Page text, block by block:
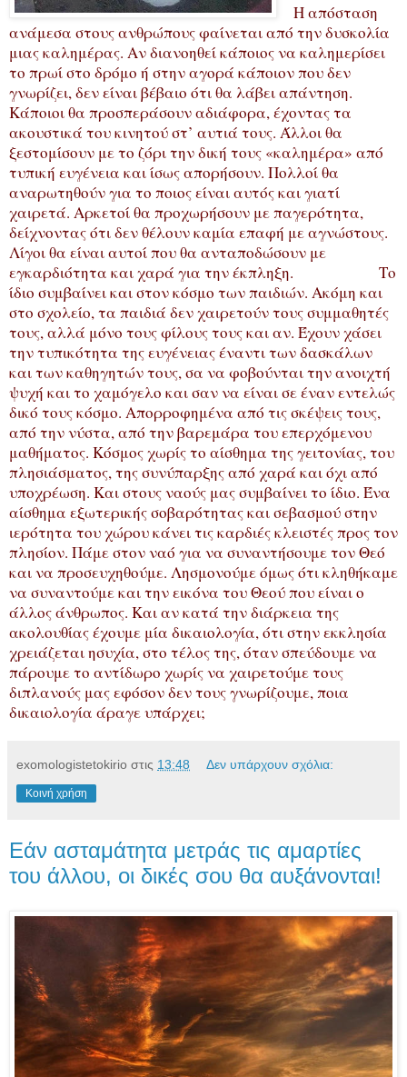
Η απόσταση
ανάμεσα στους ανθρώπους φαίνεται από την δυσκολία
μιας καλημέρας. Αν διανοηθεί κάποιος να καλημερίσει
το πρωί στο δρόμο ή στην αγορά κάποιον που δεν
γνωρίζει, δεν είναι βέβαιο ότι θα λάβει απάντηση.
Κάποιοι θα προσπεράσουν αδιάφορα, έχοντας τα
ακουστικά του κινητού στ’ αυτιά τους. Άλλοι θα
ξεστομίσουν με το ζόρι την δική τους «καλημέρα» από
τυπική ευγένεια και ίσως απορήσουν. Πολλοί θα
αναρωτηθούν για το ποιος είναι αυτός και γιατί
χαιρετά. Αρκετοί θα προχωρήσουν με παγερότητα,
δείχνοντας ότι δεν θέλουν καμία επαφή με αγνώστους.
Λίγοι θα είναι αυτοί που θα ανταποδώσουν με
εγκαρδιότητα και χαρά για την έκπληξη. Το
ίδιο συμβαίνει και στον κόσμο των παιδιών. Ακόμη και
στο σχολείο, τα παιδιά δεν χαιρετούν τους συμμαθητές
τους, αλλά μόνο τους φίλους τους και αν. Έχουν χάσει
την τυπικότητα της ευγένειας έναντι των δασκάλων
και των καθηγητών τους, σα να φοβούνται την ανοιχτή
ψυχή και το χαμόγελο και σαν να είναι σε έναν εντελώς
δικό τους κόσμο. Απορροφημένα από τις σκέψεις τους,
από την νύστα, από την βαρεμάρα του επερχόμενου
μαθήματος. Κόσμος χωρίς το αίσθημα της γειτονίας, του
πλησιάσματος, της συνύπαρξης από χαρά και όχι από
υποχρέωση. Και στους ναούς μας συμβαίνει το ίδιο. Ένα
αίσθημα εξωτερικής σοβαρότητας και σεβασμού στην
ιερότητα του χώρου κάνει τις καρδιές κλειστές προς τον
πλησίον. Πάμε στον ναό για να συναντήσουμε τον Θεό
και να προσευχηθούμε. Λησμονούμε όμως ότι κληθήκαμε
να συναντούμε και την εικόνα του Θεού που είναι ο
άλλος άνθρωπος. Και αν κατά την διάρκεια της
ακολουθίας έχουμε μία δικαιολογία, ότι στην εκκλησία
χρειάζεται ησυχία, στο τέλος της, όταν σπεύδουμε να
πάρουμε το αντίδωρο χωρίς να χαιρετούμε τους
διπλανούς μας εφόσον δεν τους γνωρίζουμε, ποια
δικαιολογία άραγε υπάρχει;
exomologistetokirio στις 13:48 Δεν υπάρχουν σχόλια:
Κοινή χρήση
Εάν ασταμάτητα μετράς τις αμαρτίες
του άλλου, οι δικές σου θα αυξάνονται!